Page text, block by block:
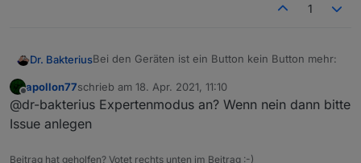
1
Dr. BakteriusBei den Geräten ist ein Button kein Button mehr:
Offline
apollon77schrieb am 18. Apr. 2021, 11:10
zuletzt editiert von
@dr-bakterius Expertenmodus an? Wenn nein dann bitte
Issue anlegen
Beitrag hat geholfen? Votet rechts unten im Beitrag :-)